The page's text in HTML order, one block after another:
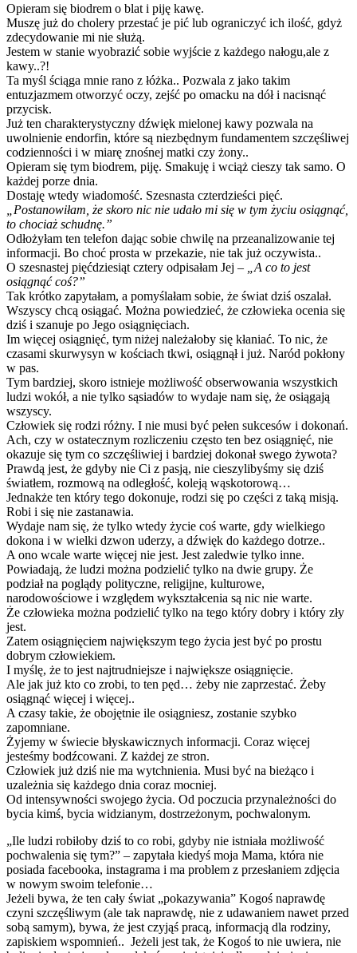
Opieram się biodrem o blat i piję kawę.
Muszę już do cholery przestać je pić lub ograniczyć ich ilość, gdyż
zdecydowanie mi nie służą.
Jestem w stanie wyobrazić sobie wyjście z każdego nałogu,ale z
kawy..?!
Ta myśl ściąga mnie rano z łóżka.. Pozwala z jako takim
entuzjazmem otworzyć oczy, zejść po omacku na dół i nacisnąć
przycisk.
Już ten charakterystyczny dźwięk mielonej kawy pozwala na
uwolnienie endorfin, które są niezbędnym fundamentem szczęśliwej
codzienności i w miarę znośnej matki czy żony..
Opieram się tym biodrem, piję. Smakuję i wciąż cieszy tak samo. O
każdej porze dnia.
Dostaję wtedy wiadomość. Szesnasta czterdzieści pięć.
„Postanowiłam, że skoro nic nie udało mi się w tym życiu osiągnąć,
to chociaż schudnę.”
Odłożyłam ten telefon dając sobie chwilę na przeanalizowanie tej
informacji. Bo choć prosta w przekazie, nie tak już oczywista..
O szesnastej pięćdziesiąt cztery odpisałam Jej –
„A co to jest
osiągnąć coś?”
Tak krótko zapytałam, a pomyślałam sobie, że świat dziś oszalał.
Wszyscy chcą osiągać. Można powiedzieć, że człowieka ocenia się
dziś i szanuje po Jego osiągnięciach.
Im więcej osiągnięć, tym niżej należałoby się kłaniać. To nic, że
czasami skurwysyn w kościach tkwi, osiągnął i już. Naród pokłony
w pas.
Tym bardziej, skoro istnieje możliwość obserwowania wszystkich
ludzi wokół, a nie tylko sąsiadów to wydaje nam się, że osiągają
wszyscy.
Człowiek się rodzi różny. I nie musi być pełen sukcesów i dokonań.
Ach, czy w ostatecznym rozliczeniu często ten bez osiągnięć, nie
okazuje się tym co szczęśliwiej i bardziej dokonał swego żywota?
Prawdą jest, że gdyby nie Ci z pasją, nie cieszylibyśmy się dziś
światłem, rozmową na odległość, koleją wąskotorową…
Jednakże ten który tego dokonuje, rodzi się po części z taką misją.
Robi i się nie zastanawia.
Wydaje nam się, że tylko wtedy życie coś warte, gdy wielkiego
dokona i w wielki dzwon uderzy, a dźwięk do każdego dotrze..
A ono wcale warte więcej nie jest. Jest zaledwie tylko inne.
Powiadają, że ludzi można podzielić tylko na dwie grupy. Że
podział na poglądy polityczne, religijne, kulturowe,
narodowościowe i względem wykształcenia są nic nie warte.
Że człowieka można podzielić tylko na tego który dobry i który zły
jest.
Zatem osiągnięciem największym tego życia jest być po prostu
dobrym człowiekiem.
I myślę, że to jest najtrudniejsze i największe osiągnięcie.
Ale jak już kto co zrobi, to ten pęd… żeby nie zaprzestać. Żeby
osiągnąć więcej i więcej..
A czasy takie, że obojętnie ile osiągniesz, zostanie szybko
zapomniane.
Żyjemy w świecie błyskawicznych informacji. Coraz więcej
jesteśmy bodźcowani. Z każdej ze stron.
Człowiek już dziś nie ma wytchnienia. Musi być na bieżąco i
uzależnia się każdego dnia coraz mocniej.
Od intensywności swojego życia. Od poczucia przynależności do
bycia kimś, bycia widzianym, dostrzeżonym, pochwalonym.
„Ile ludzi robiłoby dziś to co robi, gdyby nie istniała możliwość
pochwalenia się tym?” – zapytała kiedyś moja Mama, która nie
posiada facebooka, instagrama i ma problem z przesłaniem zdjęcia
w nowym swoim telefonie…
Jeżeli bywa, że ten cały świat „pokazywania” Kogoś naprawdę
czyni szczęśliwym (ale tak naprawdę, nie z udawaniem nawet przed
sobą samym), bywa, że jest czyjąś pracą, informacją dla rodziny,
zapiskiem wspomnień.. Jeżeli jest tak, że Kogoś to nie uwiera, nie